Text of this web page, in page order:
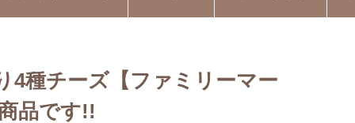
種チーズ【ファミリーマー
品です!!